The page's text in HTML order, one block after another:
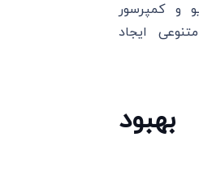
و کمپرسور
ایجاد